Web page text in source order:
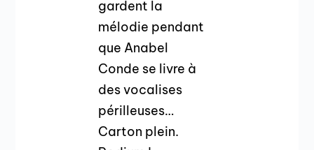
gardent la
mélodie pendant
que Anabel
Conde se livre à
des vocalises
périlleuses…
Carton plein.